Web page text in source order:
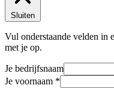
Sluiten
Vul onderstaande velden in
met je op.
Je bedrijfsnaam
Je voornaam